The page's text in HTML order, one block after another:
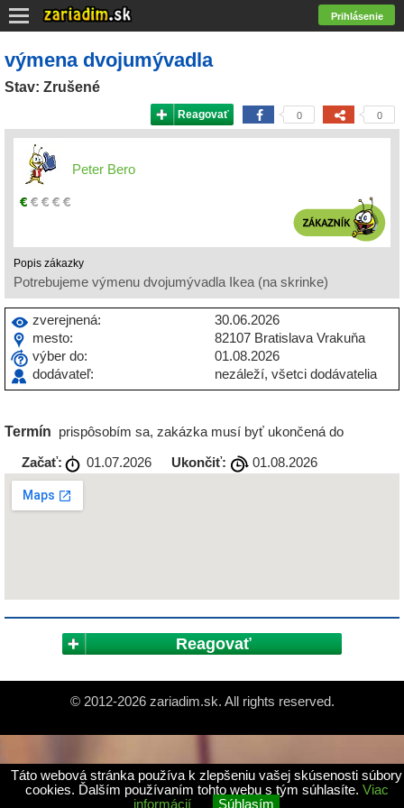
Prihlásenie
výmena dvojumývadla
Stav: Zrušené
0 0
Reagovať
Peter Bero
Popis zákazky
Potrebujeme výmenu dvojumývadla Ikea (na skrinke)
zverejnená:
30.06.2026
mesto:
82107 Bratislava Vrakuňa
výber do:
01.08.2026
dodávateľ:
nezáleží, všetci dodávatelia
Termín prispôsobím sa, zakázka musí byť ukončená do
Začať:
01.07.2026 Ukončiť: 01.08.2026
Reagovať
© 2012-2026 zariadim.sk. All rights reserved.
Táto webová stránka používa k zlepšeniu vašej skúsenosti súbory
cookies. Ďalším používaním tohto webu s tým súhlasíte. Viac
informácií
Súhlasím